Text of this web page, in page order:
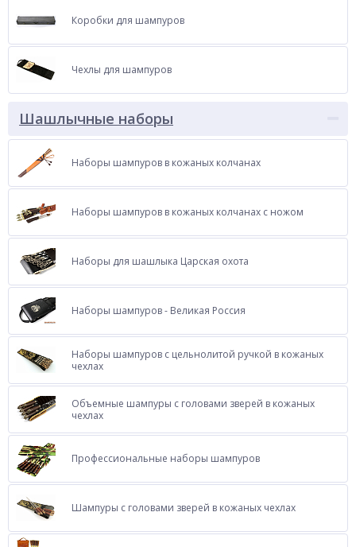
Коробки для шампуров
Чехлы для шампуров
Шашлычные наборы
Наборы шампуров в кожаных колчанах
Наборы шампуров в кожаных колчанах с ножом
Наборы для шашлыка Царская охота
Наборы шампуров - Великая Россия
Наборы шампуров с цельнолитой ручкой в кожаных
чехлах
Объемные шампуры с головами зверей в кожаных
чехлах
Профессиональные наборы шампуров
Шампуры с головами зверей в кожаных чехлах